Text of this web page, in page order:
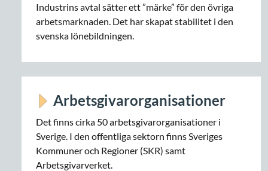
Industrins avtal sätter ett ”märke” för den övriga
arbetsmarknaden. Det har skapat stabilitet i den
svenska lönebildningen.
Arbetsgivarorganisationer
Det finns cirka 50 arbetsgivarorganisationer i
Sverige. I den offentliga sektorn finns Sveriges
Kommuner och Regioner (SKR) samt
Arbetsgivarverket.